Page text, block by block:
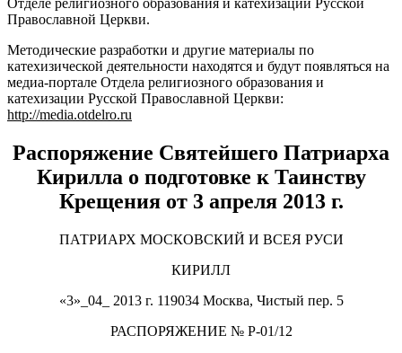
Отделе религиозного образования и катехизации Русской
Православной Церкви.
Методические разработки и другие материалы по
катехизической деятельности находятся и будут появляться на
медиа-портале Отдела религиозного образования и
катехизации Русской Православной Церкви:
http://media.otdelro.ru
Распоряжение Святейшего Патриарха
Кирилла о подготовке к Таинству
Крещения от 3 апреля 2013 г.
ПАТРИАРХ МОСКОВСКИЙ И ВСЕЯ РУСИ
КИРИЛЛ
«3»_04_ 2013 г. 119034 Москва, Чистый пер. 5
РАСПОРЯЖЕНИЕ № P-01/12